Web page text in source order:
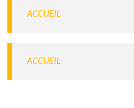
ACCUEIL
ACCUEIL